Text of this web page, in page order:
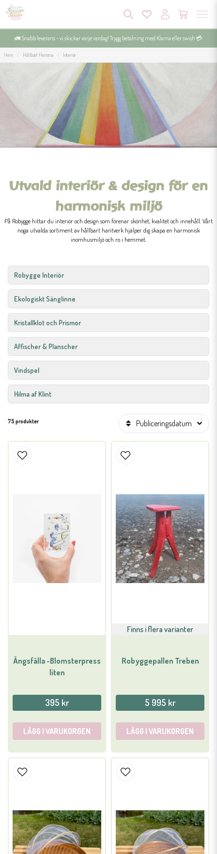
🚛 Snabb leverans - vi skickar varje vardag! Trygg betalning med Klarna eller swish 💳
Hem Hållbart Hemma Interiör
Utvald interiör & design för en
harmonisk miljö
På Robygge hittar du interiör och design som förenar skönhet, kvalitet och innehåll. Vårt
noga utvalda sortiment av hållbart hantverk hjälper dig skapa en harmonisk
inomhusmiljö och ro i hemmet.
Robygge Interiör
Ekologiskt Sänglinne
Kristallklot och Prismor
Affischer & Planscher
Vindspel
Hilma af Klint
75 produkter Publiceringsdatum
Ängsfälla -Blomsterpress
liten
395 kr
LÄGG I VARUKORGEN
Finns i flera varianter
Robyggepallen Treben
5 995 kr
LÄGG I VARUKORGEN